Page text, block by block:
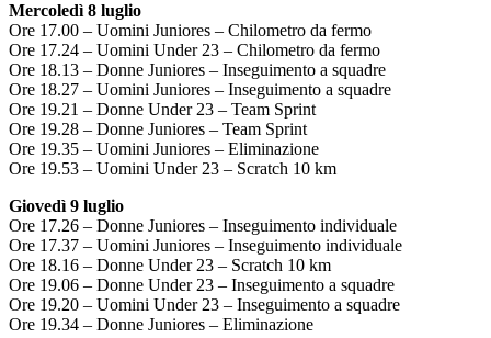
Mercoledì 8 luglio
Ore 17.00 – Uomini Juniores – Chilometro da fermo
Ore 17.24 – Uomini Under 23 – Chilometro da fermo
Ore 18.13 – Donne Juniores – Inseguimento a squadre
Ore 18.27 – Uomini Juniores – Inseguimento a squadre
Ore 19.21 – Donne Under 23 – Team Sprint
Ore 19.28 – Donne Juniores – Team Sprint
Ore 19.35 – Uomini Juniores – Eliminazione
Ore 19.53 – Uomini Under 23 – Scratch 10 km
Giovedì 9 luglio
Ore 17.26 – Donne Juniores – Inseguimento individuale
Ore 17.37 – Uomini Juniores – Inseguimento individuale
Ore 18.16 – Donne Under 23 – Scratch 10 km
Ore 19.06 – Donne Under 23 – Inseguimento a squadre
Ore 19.20 – Uomini Under 23 – Inseguimento a squadre
Ore 19.34 – Donne Juniores – Eliminazione